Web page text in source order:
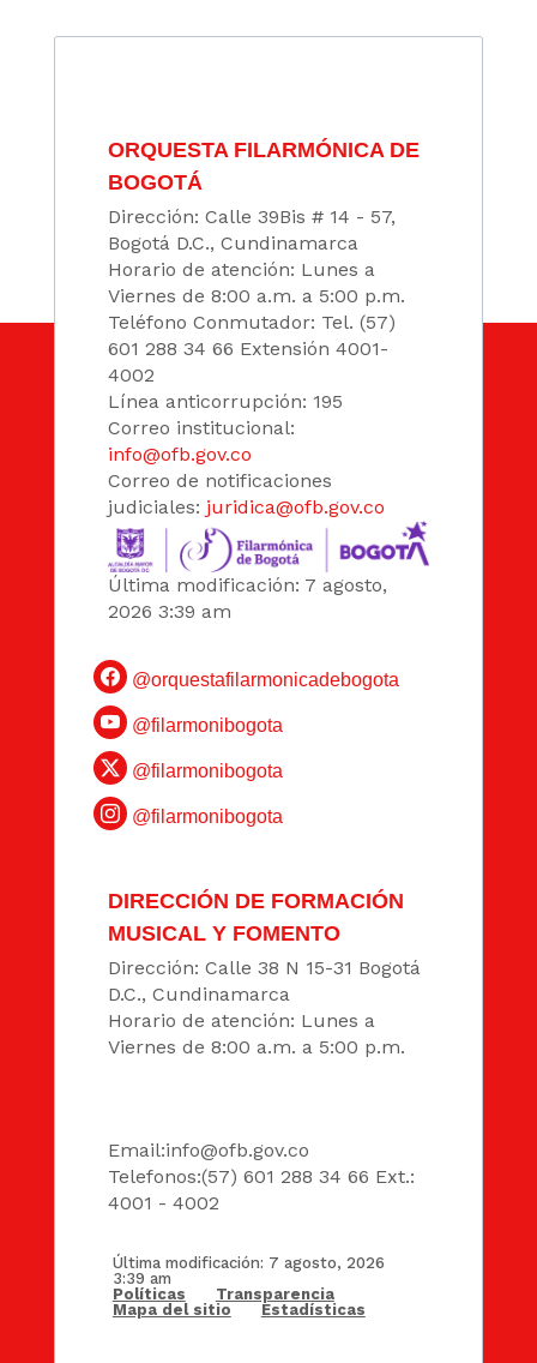
ORQUESTA FILARMÓNICA DE
BOGOTÁ
Dirección: Calle 39Bis # 14 - 57,
Bogotá D.C., Cundinamarca
Horario de atención: Lunes a
Viernes de 8:00 a.m. a 5:00 p.m.
Teléfono Conmutador: Tel. (57)
601 288 34 66 Extensión 4001-
4002
Línea anticorrupción: 195
Correo institucional:
info@ofb.gov.co
Correo de notificaciones
judiciales: juridica@ofb.gov.co
Última modificación: 7 agosto,
2026 3:39 am
@orquestafilarmonicadebogota
@filarmonibogota
@filarmonibogota
@filarmonibogota
DIRECCIÓN DE FORMACIÓN
MUSICAL Y FOMENTO
Dirección: Calle 38 N 15-31 Bogotá
D.C., Cundinamarca
Horario de atención: Lunes a
Viernes de 8:00 a.m. a 5:00 p.m.
Email:info@ofb.gov.co
Telefonos:(57) 601 288 34 66 Ext.:
4001 - 4002
Última modificación: 7 agosto, 2026
3:39 am
Políticas
Transparencia
Mapa del sitio
Estadísticas